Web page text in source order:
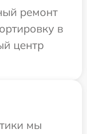
ремонт
в
центр
мы